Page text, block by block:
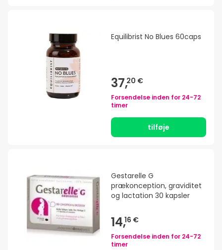
Equilibrist No Blues 60caps
37,20 €
Forsendelse inden for 24-72
timer
tilføje
Gestarelle G
prækonception, graviditet
og lactation 30 kapsler
14,16 €
Forsendelse inden for 24-72
timer